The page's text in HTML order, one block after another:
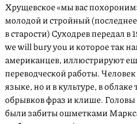
Хрущевское «мы вас
молодой и стройный
в старости) Суходрев передал в
we will bury you и которое так
американцев, иллюстрируют
переводческой работы.
языке, но и в культуре, в облаке
обрывков фраз и клише. Головы
были забиты ошметками